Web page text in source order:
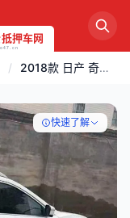
/ 2018款 日产 奇骏 | 邯郸
快速了解